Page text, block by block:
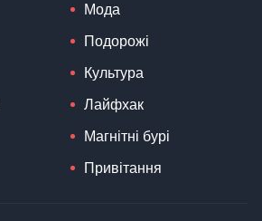
Мода
Подорожі
Культура
Лайфхак
Магнітні бурі
Привітання